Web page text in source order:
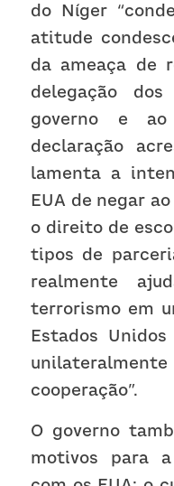
do Níger
atitude
da ameaça de
delegação
governo e
declaração
lamenta a
EUA de negar
o direito de
tipos de
realmente
terrorismo em
Estados
cooperação”.
O governo
motivos para